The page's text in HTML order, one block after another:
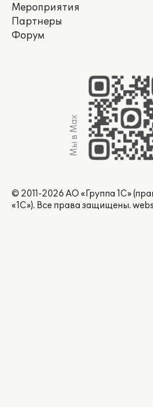
Мероприятия
Партнеры
Форум
Мы в Max
© 2011-2026 АО «Группа 1С»
«1С»). Все права защищены.